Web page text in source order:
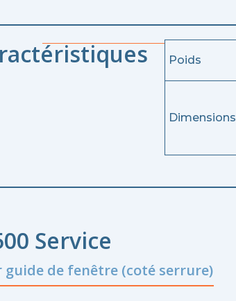
Poids
Dimensions
Service
guide de fenêtre (coté serrure)